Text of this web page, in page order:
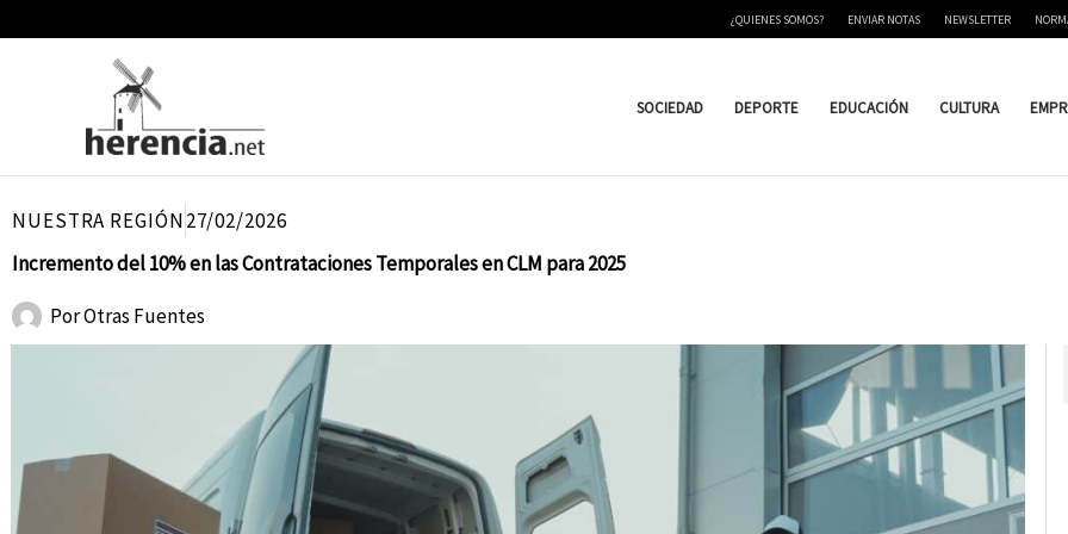
¿QUIENES SOMOS? ENVIAR NOTAS NEWSLETTER
SOCIEDAD DEPORTE EDUCACIÓN CULTURA
NUESTRA REGIÓN27/02/2026
Incremento del 10% en las Contrataciones Temporales en CLM para 2025
PorOtras Fuentes